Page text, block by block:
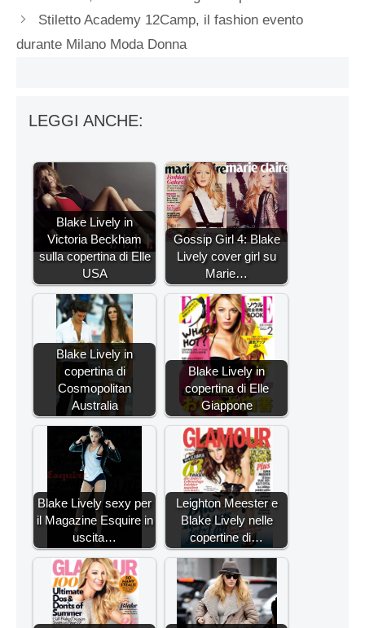
Stiletto Academy 12Camp, il fashion evento
durante Milano Moda Donna
LEGGI ANCHE:
Blake Lively in
Victoria Beckham
sulla copertina di Elle
USA
Gossip Girl 4: Blake
Lively cover girl su
Marie…
Blake Lively in
copertina di
Cosmopolitan
Australia
Blake Lively in
copertina di Elle
Giappone
Blake Lively sexy per
il Magazine Esquire in
uscita…
Leighton Meester e
Blake Lively nelle
copertine di…